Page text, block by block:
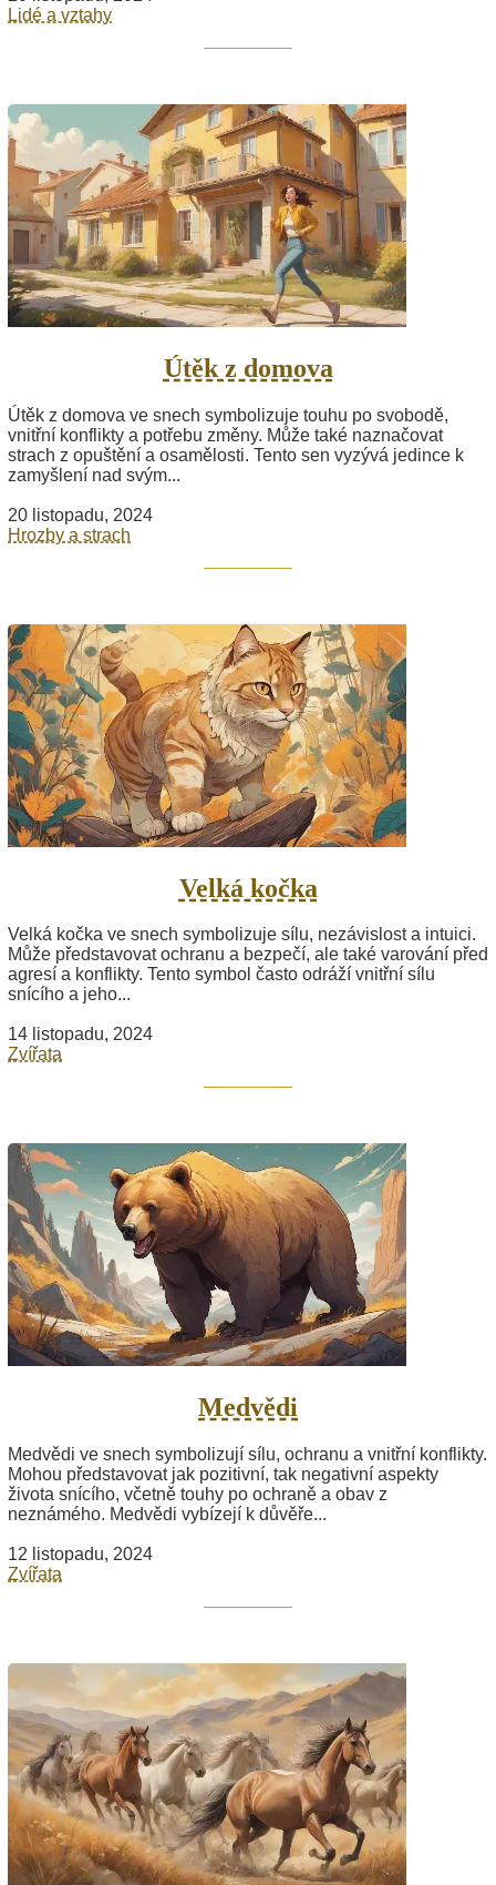
Lidé a vztahy
Útěk z domova
Útěk z domova ve snech symbolizuje touhu po svobodě,
vnitřní konflikty a potřebu změny. Může také naznačovat
strach z opuštění a osamělosti. Tento sen vyzývá jedince k
zamyšlení nad svým...
20 listopadu, 2024
Hrozby a strach
Velká kočka
Velká kočka ve snech symbolizuje sílu, nezávislost a intuici.
Může představovat ochranu a bezpečí, ale také varování před
agresí a konflikty. Tento symbol často odráží vnitřní sílu
snícího a jeho...
14 listopadu, 2024
Zvířata
Medvědi
Medvědi ve snech symbolizují sílu, ochranu a vnitřní konflikty.
Mohou představovat jak pozitivní, tak negativní aspekty
života snícího, včetně touhy po ochraně a obav z
neznámého. Medvědi vybízejí k důvěře...
12 listopadu, 2024
Zvířata